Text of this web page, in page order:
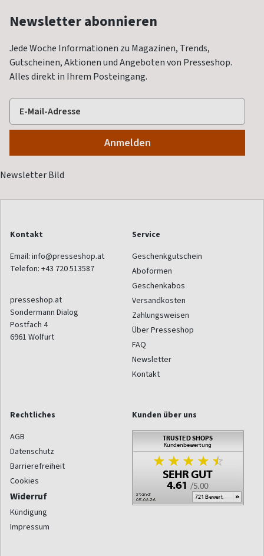
Newsletter abonnieren
Jede Woche Informationen zu Magazinen, Trends,
Gutscheinen, Aktionen und Angeboten von Presseshop.
Alles direkt in Ihrem Posteingang.
Kontakt
Email: info@presseshop.at
Telefon: +43 720 513587
presseshop.at
Sondermann Dialog
Postfach 4
6961 Wolfurt
Service
Geschenkgutschein
Aboformen
Geschenkabos
Versandkosten
Zahlungsweisen
Über Presseshop
FAQ
Newsletter
Kontakt
Rechtliches
AGB
Datenschutz
Barrierefreiheit
Cookies
Widerruf
Kündigung
Impressum
Kunden über uns